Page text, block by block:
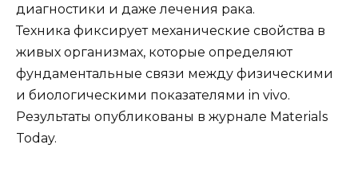
диагностики и даже лечения рака.
Техника фиксирует механические свойства в
живых организмах, которые определяют
фундаментальные связи между физическими
и биологическими показателями in vivo.
Результаты опубликованы в журнале Materials
Today.